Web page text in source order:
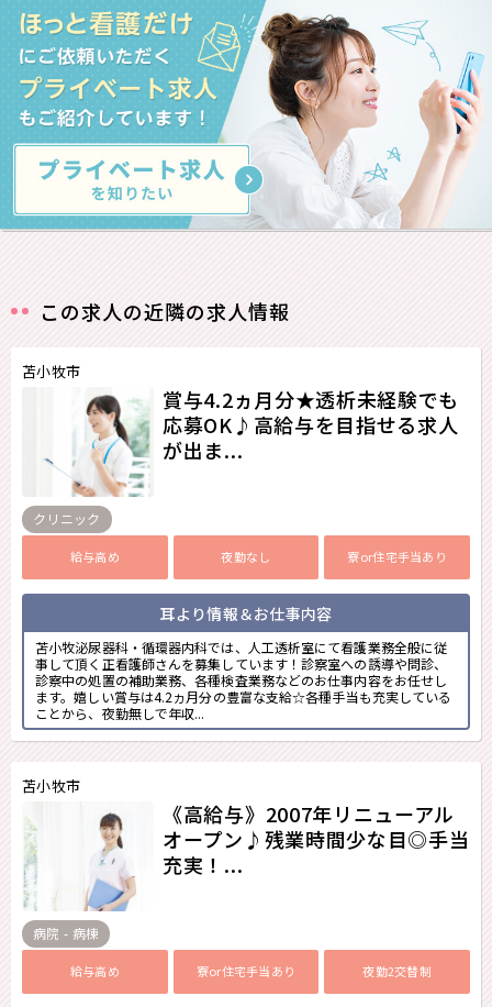
この求人の近隣の求人情報
苫小牧市
賞与4.2ヵ月分★透析未経験でも
応募OK♪高給与を目指せる求人
が出ま...
クリニック
給与高め 夜勤なし 寮or住宅手当あり
耳より情報＆お仕事内容
苫小牧泌尿器科・循環器内科では、人工透析室にて看護業務全般に従
事して頂く正看護師さんを募集しています！診察室への誘導や問診、
診察中の処置の補助業務、各種検査業務などのお仕事内容をお任せし
ます。嬉しい賞与は4.2ヵ月分の豊富な支給☆各種手当も充実している
ことから、夜勤無しで年収...
苫小牧市
《高給与》2007年リニューアル
オープン♪残業時間少な目◎手当
充実！...
病院 - 病棟
給与高め 寮or住宅手当あり 夜勤2交替制